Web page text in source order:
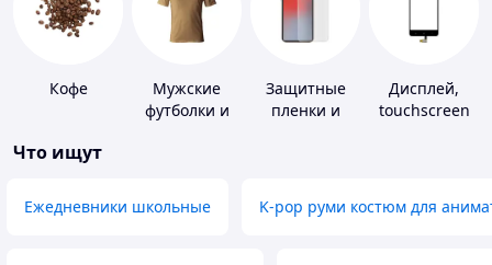
Кофе
Мужские
футболки и
Защитные
пленки и
Дисплей,
touchscreen
Что ищут
Ежедневники школьные K-pop руми костюм для